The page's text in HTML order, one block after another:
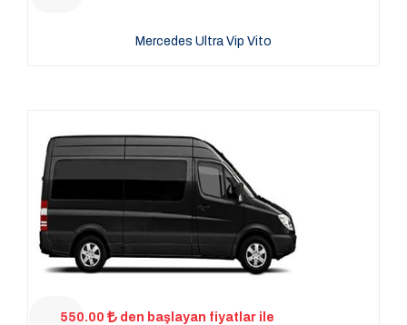
Mercedes Ultra Vip Vito
550.00 den başlayan fiyatlar ile